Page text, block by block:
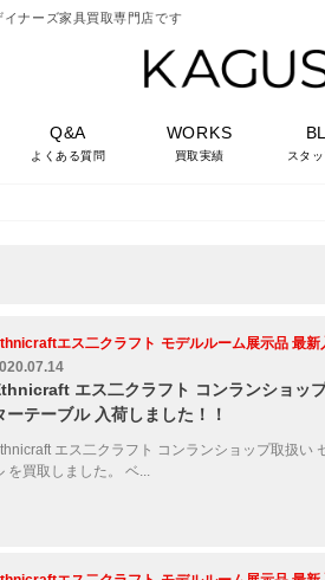
ナーズ家具買取専門店です
Q&A
よくある質問
WORKS
買取実績 スタ
エス二クラフト モデルルーム展示品 最新
エス二クラフト コンランショッ
ーテーブル 入荷しました！！
エス二クラフト コンランショップ取扱い
を買取しました。 ベ...